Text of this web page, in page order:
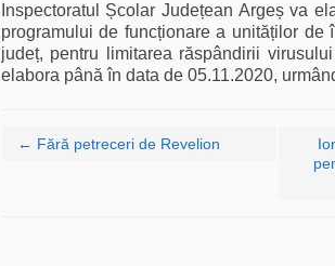
Inspectoratul Școlar Județean Argeș va
programului de funcționare a unităților de
județ, pentru limitarea răspândirii
elabora până în data de 05.11.2020,
Navigare articole
← Fără petreceri de Revelion